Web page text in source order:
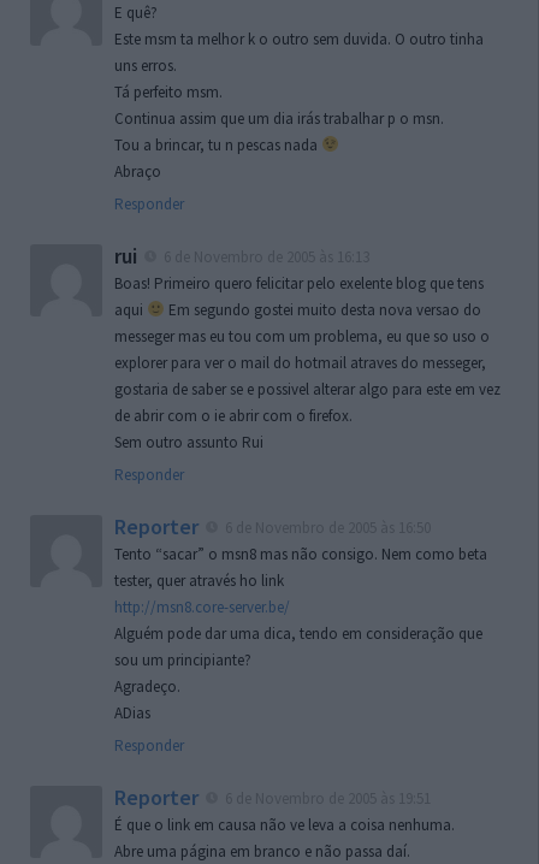
E quê?
Este msm ta melhor k o outro sem duvida. O outro tinha
uns erros.
Tá perfeito msm.
Continua assim que um dia irás trabalhar p o msn.
Tou a brincar, tu n pescas nada
Abraço
Responder
rui
Boas! Primeiro quero felicitar pelo exelente blog que tens
aqui
Em segundo gostei muito desta nova versao do
messeger mas eu tou com um problema, eu que so uso o
explorer para ver o mail do hotmail atraves do messeger,
gostaria de saber se e possivel alterar algo para este em vez
de abrir com o ie abrir com o firefox.
Sem outro assunto Rui
Responder
Reporter
Tento “sacar” o msn8 mas não consigo. Nem como beta
tester, quer através ho link
http://msn8.core-server.be/
Alguém pode dar uma dica, tendo em consideração que
sou um principiante?
Agradeço.
ADias
Responder
Reporter
É que o link em causa não ve leva a coisa nenhuma.
Abre uma página em branco e não passa daí.